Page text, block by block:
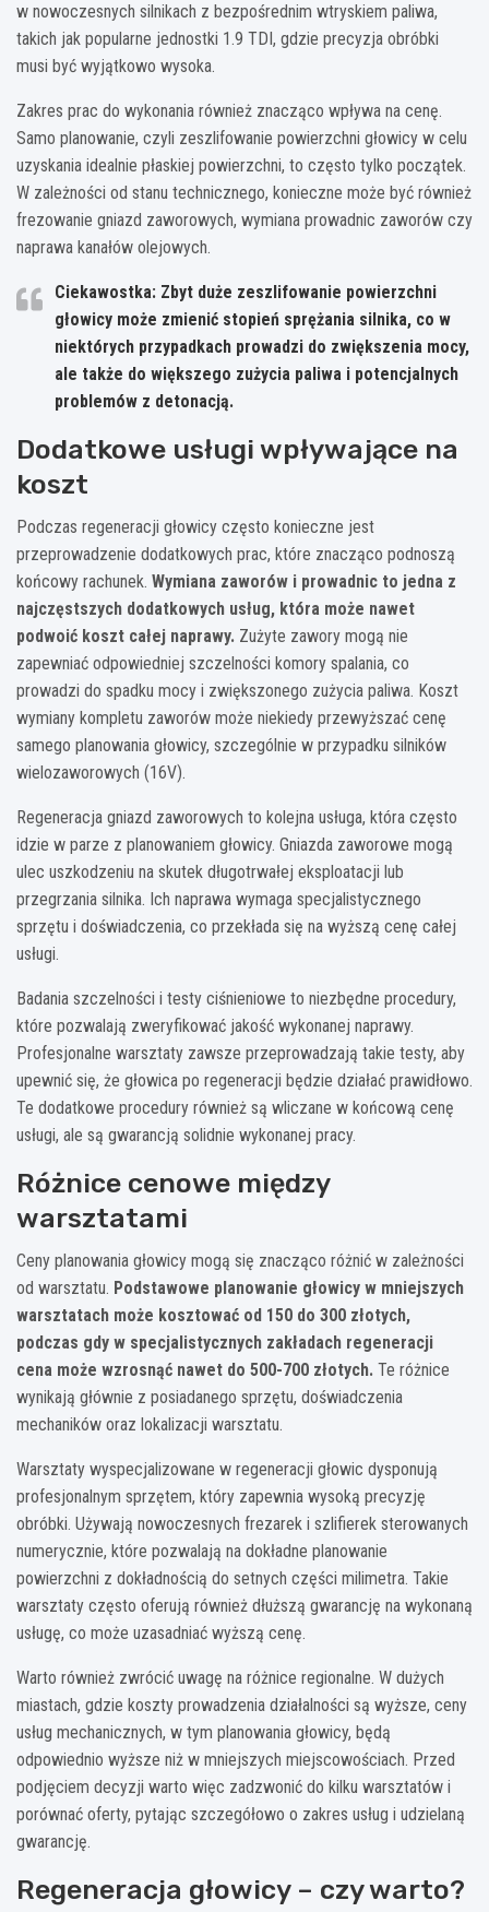
w nowoczesnych silnikach z bezpośrednim wtryskiem paliwa,
takich jak popularne jednostki 1.9 TDI, gdzie precyzja obróbki
musi być wyjątkowo wysoka.
Zakres prac do wykonania również znacząco wpływa na cenę.
Samo planowanie, czyli zeszlifowanie powierzchni głowicy w celu
uzyskania idealnie płaskiej powierzchni, to często tylko początek.
W zależności od stanu technicznego, konieczne może być również
frezowanie gniazd zaworowych, wymiana prowadnic zaworów czy
naprawa kanałów olejowych.
Ciekawostka: Zbyt duże zeszlifowanie powierzchni
głowicy może zmienić stopień sprężania silnika, co w
niektórych przypadkach prowadzi do zwiększenia mocy,
ale także do większego zużycia paliwa i potencjalnych
problemów z detonacją.
Dodatkowe usługi wpływające na
koszt
Podczas regeneracji głowicy często konieczne jest
przeprowadzenie dodatkowych prac, które znacząco podnoszą
końcowy rachunek. Wymiana zaworów i prowadnic to jedna z
najczęstszych dodatkowych usług, która może nawet
podwoić koszt całej naprawy. Zużyte zawory mogą nie
zapewniać odpowiedniej szczelności komory spalania, co
prowadzi do spadku mocy i zwiększonego zużycia paliwa. Koszt
wymiany kompletu zaworów może niekiedy przewyższać cenę
samego planowania głowicy, szczególnie w przypadku silników
wielozaworowych (16V).
Regeneracja gniazd zaworowych to kolejna usługa, która często
idzie w parze z planowaniem głowicy. Gniazda zaworowe mogą
ulec uszkodzeniu na skutek długotrwałej eksploatacji lub
przegrzania silnika. Ich naprawa wymaga specjalistycznego
sprzętu i doświadczenia, co przekłada się na wyższą cenę całej
usługi.
Badania szczelności i testy ciśnieniowe to niezbędne procedury,
które pozwalają zweryfikować jakość wykonanej naprawy.
Profesjonalne warsztaty zawsze przeprowadzają takie testy, aby
upewnić się, że głowica po regeneracji będzie działać prawidłowo.
Te dodatkowe procedury również są wliczane w końcową cenę
usługi, ale są gwarancją solidnie wykonanej pracy.
Różnice cenowe między
warsztatami
Ceny planowania głowicy mogą się znacząco różnić w zależności
od warsztatu. Podstawowe planowanie głowicy w mniejszych
warsztatach może kosztować od 150 do 300 złotych,
podczas gdy w specjalistycznych zakładach regeneracji
cena może wzrosnąć nawet do 500-700 złotych. Te różnice
wynikają głównie z posiadanego sprzętu, doświadczenia
mechaników oraz lokalizacji warsztatu.
Warsztaty wyspecjalizowane w regeneracji głowic dysponują
profesjonalnym sprzętem, który zapewnia wysoką precyzję
obróbki. Używają nowoczesnych frezarek i szlifierek sterowanych
numerycznie, które pozwalają na dokładne planowanie
powierzchni z dokładnością do setnych części milimetra. Takie
warsztaty często oferują również dłuższą gwarancję na wykonaną
usługę, co może uzasadniać wyższą cenę.
Warto również zwrócić uwagę na różnice regionalne. W dużych
miastach, gdzie koszty prowadzenia działalności są wyższe, ceny
usług mechanicznych, w tym planowania głowicy, będą
odpowiednio wyższe niż w mniejszych miejscowościach. Przed
podjęciem decyzji warto więc zadzwonić do kilku warsztatów i
porównać oferty, pytając szczegółowo o zakres usług i udzielaną
gwarancję.
Regeneracja głowicy – czy warto?